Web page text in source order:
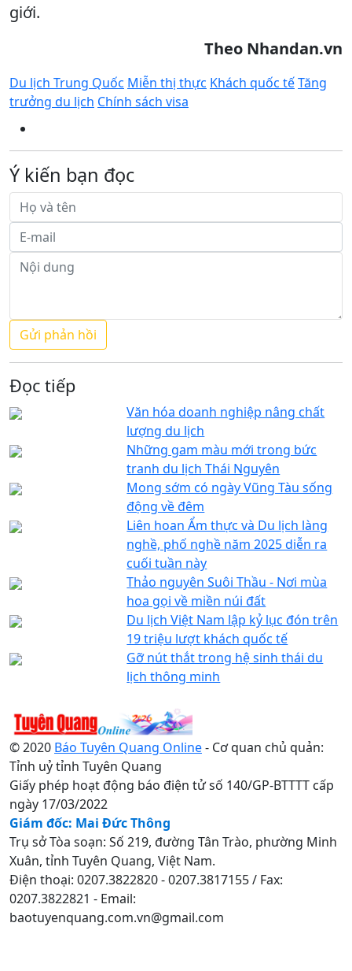
giới.
Theo Nhandan.vn
Du lịch Trung Quốc Miễn thị thực Khách quốc tếTăng
trưởng du lịch Chính sách visa
Ý kiến bạn đọc
Đọc tiếp
Văn hóa doanh nghiệp nâng chất
lượng du lịch
Những gam màu mới trong bức
tranh du lịch Thái Nguyên
Mong sớm có ngày Vũng Tàu sống
động về đêm
Liên hoan Ẩm thực và Du lịch làng
nghề, phố nghề năm 2025 diễn ra
cuối tuần này
Thảo nguyên Suôi Thầu - Nơi mùa
hoa gọi về miền núi đất
Du lịch Việt Nam lập kỷ lục đón trên
19 triệu lượt khách quốc tế
Gỡ nút thắt trong hệ sinh thái du
lịch thông minh
© 2020 Báo Tuyên Quang Online- Cơ quan chủ quản:
Tỉnh uỷ tỉnh Tuyên Quang
Giấy phép hoạt động báo điện tử số 140/GP-BTTTT cấp
ngày 17/03/2022
Giám đốc: Mai Đức Thông
Trụ sở Tòa soạn: Số 219, đường Tân Trào, phường Minh
Xuân, tỉnh Tuyên Quang, Việt Nam.
Điện thoại: 0207.3822820 - 0207.3817155 / Fax:
0207.3822821 - Email:
baotuyenquang.com.vn@gmail.com